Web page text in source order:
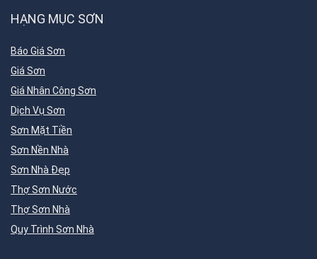
HẠNG MỤC SƠN
Báo Giá Sơn
Giá Sơn
Giá Nhân Công Sơn
Dịch Vụ Sơn
Sơn Mặt Tiền
Sơn Nền Nhà
Sơn Nhà Đẹp
Thợ Sơn Nước
Thợ Sơn Nhà
Quy Trình Sơn Nhà